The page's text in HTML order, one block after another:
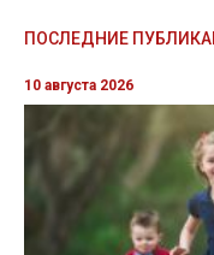
ПОСЛЕДНИЕ
10 августа 2026